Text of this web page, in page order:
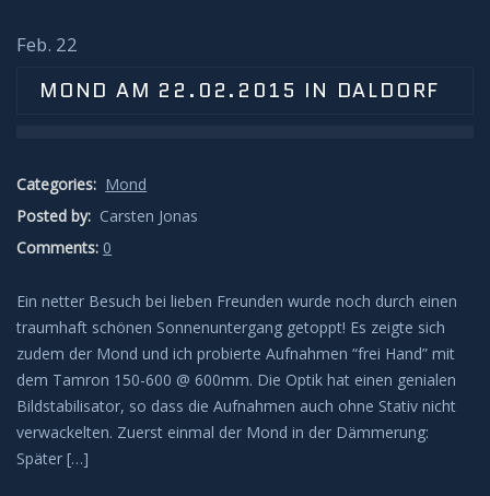
Feb. 22
MOND AM 22.02.2015 IN DALDORF
Categories: Mond
Posted by: Carsten Jonas
Comments: 0
Ein netter Besuch bei lieben Freunden wurde noch durch einen
traumhaft schönen Sonnenuntergang getoppt! Es zeigte sich
zudem der Mond und ich probierte Aufnahmen “frei Hand” mit
dem Tamron 150-600 @ 600mm. Die Optik hat einen genialen
Bildstabilisator, so dass die Aufnahmen auch ohne Stativ nicht
verwackelten. Zuerst einmal der Mond in der Dämmerung:
Später […]